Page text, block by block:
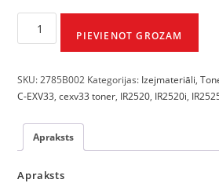
PIEVIENOT GROZAM
SKU:2785B002 Kategorijas: Izejmateriāli,
C-EXV33,cexv33 toner, IR2520, IR2520i,
Apraksts
Apraksts